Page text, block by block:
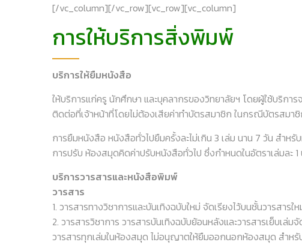
[/vc_column][/vc_row][vc_row][vc_column]
การให้บริการสิ่งพิมพ์
บริการให้ยืมหนังสือ
ให้บริการแก่ครู นักศึกษา และบุคลากรของวิทยาลัยฯ โดยผู้ใช้บริก
ติดต่อที่เจ้าหน้าที่โดยไม่ต้องเสียค่าทำบัตรสมาชิก ในกรณีบัตรสมา
การยืมหนังสือ หนังสือทั่วไปยืมครั้งละไม่เกิน 3 เล่ม นาน 7 วัน สำห
การปรับ ห้องสมุดคิดค่าปรับหนังสือทั่วไป ซึ่งกำหนดในอัตราเล่มละ
บริการวารสารและหนังสือพิมพ์
วารสาร
1. วารสารทางวิชาการและบันเทิงฉบับใหม่ จัดเรียงไว้บนชั้นวารส
2. วารสารวิชาการ วารสารบันเทิงฉบับย้อนหลังและวารสารเย็บเล่
วารสารทุกเล่มในห้องสมุด ไม่อนุญาตให้ยืมออกนอกห้องสมุด สำหรั